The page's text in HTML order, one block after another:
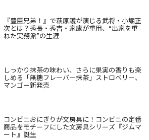
『豊臣兄弟！』で萩原護が演じる武将・小堀正
次とは？秀長・秀吉・家康が重用、“出家を重
ねた実務派”の生涯
しっかり抹茶の味わい、さらに果実の香りも楽
しめる「無糖フレーバー抹茶」ストロベリー、
マンゴー新発売
コンビニおにぎりが文房具に！コンビニの定番
商品をモチーフにした文房具シリーズ『ジムマ
ート』誕生